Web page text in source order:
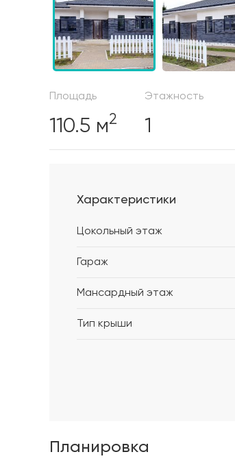
Площадь
110.5 м2
Этажность
1
Характеристики
Цокольный этаж
Гараж
Мансардный этаж
Тип крыши
Планировка